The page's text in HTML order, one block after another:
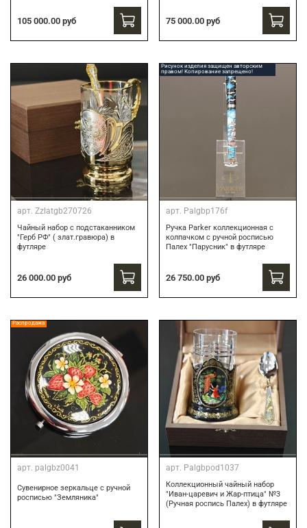
105 000.00 руб 75 000.00 руб
арт. Zzlatgb270726
Чайный набор с подстаканником
"Герб РФ" ( злат.гравюра) в
футляре
26 000.00 руб
Рисунок изделия защищен авторским
правом! Копирование запрещено!
арт. Palgbp176f
Ручка Parker коллекционная с
колпачком с ручной росписью
Палех "Парусник" в футляре
26 750.00 руб
Распродажа
арт. palgbz0041
Сувенирное зеркальце с ручной
росписью "Земляника"
арт. Palgbpod1037
Коллекционный чайный набор
"Иван-царевич и Жар-птица" №3
(Ручная роспись Палех) в футляре